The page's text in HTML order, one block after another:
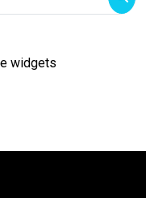
widgets